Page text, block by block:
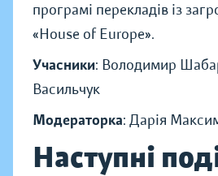
програмі перекладів із
«House of Europe».
Учасники: Володимир
Васильчук
Модераторка: Дарія
Наступні